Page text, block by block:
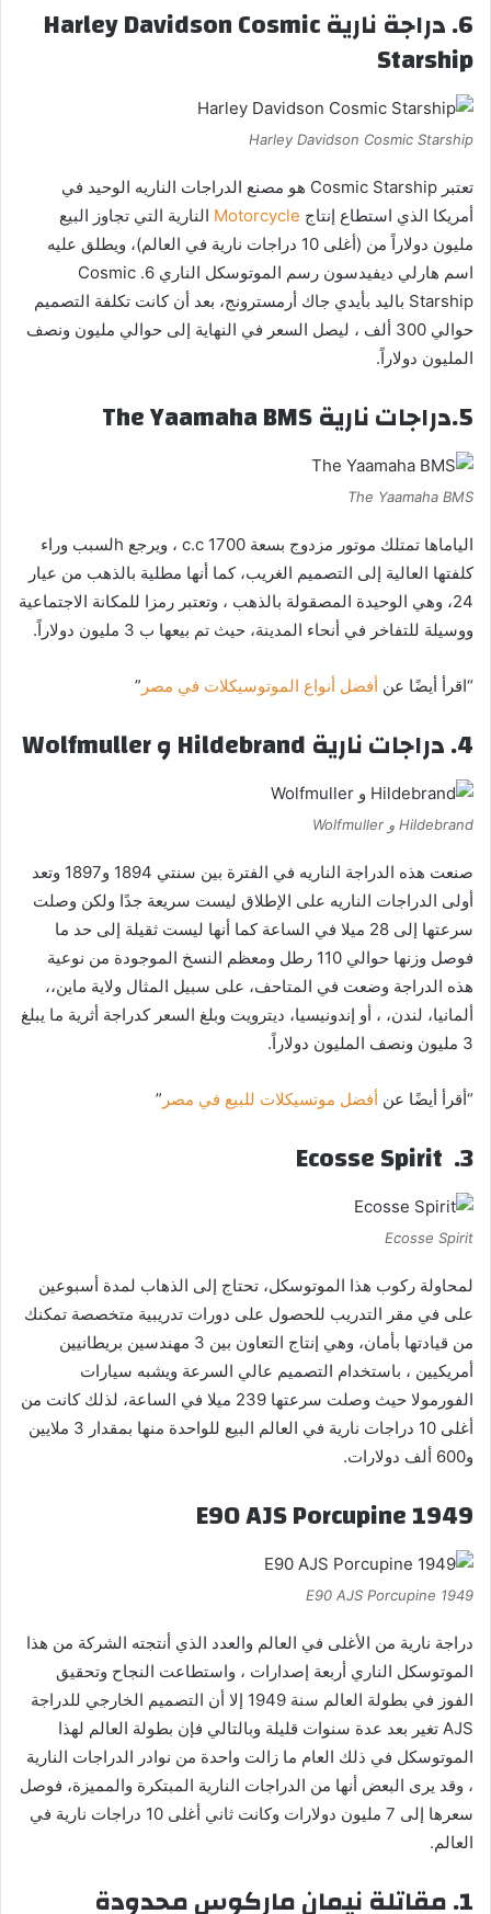
6. دراجة نارية Harley Davidson Cosmic
Starship
Harley Davidson Cosmic Starship
تعتبر Cosmic Starship هو مصنع الدراجات الناريه الوحيد في
أمريكا الذي استطاع إنتاج Motorcycle النارية التي تجاوز البيع
مليون دولاراً من (أغلى 10 دراجات نارية في العالم)، ويطلق عليه
اسم هارلي ديفيدسون رسم الموتوسكل الناري 6. Cosmic
Starship باليد بأيدي جاك أرمسترونج، بعد أن كانت تكلفة التصميم
حوالي 300 ألف ، ليصل السعر في النهاية إلى حوالي مليون ونصف
المليون دولاراً.
5.دراجات نارية The Yaamaha BMS
The Yaamaha BMS
الياماها تمتلك موتور مزدوج بسعة 1700 c.c ، ويرجع hلسبب وراء
كلفتها العالية إلى التصميم الغريب، كما أنها مطلية بالذهب من عيار
24، وهي الوحيدة المصقولة بالذهب ، وتعتبر رمزا للمكانة الاجتماعية
ووسيلة للتفاخر في أنحاء المدينة، حيث تم بيعها ب 3 مليون دولاراً.
“اقرأ أيضًا عن أفضل أنواع الموتوسيكلات في مصر ”
4. دراجات نارية Hildebrand و Wolfmuller
Hildebrand و Wolfmuller
صنعت هذه الدراجة الناريه في الفترة بين سنتي 1894 و1897 وتعد
أولى الدراجات الناريه على الإطلاق ليست سريعة جدًا ولكن وصلت
سرعتها إلى 28 ميلا في الساعة كما أنها ليست ثقيلة إلى حد ما
فوصل وزنها حوالي 110 رطل ومعظم النسخ الموجودة من نوعية
هذه الدراجة وضعت في المتاحف، على سبيل المثال ولاية ماين،،
ألمانيا، لندن، ، أو إندونيسيا، ديترويت وبلغ السعر كدراجة أثرية ما يبلغ
3 مليون ونصف المليون دولاراً.
“أقرأ أيضًا عن أفضل موتسيكلات للبيع في مصر ”
3.
Ecosse Spirit
Ecosse Spirit
لمحاولة ركوب هذا الموتوسكل، تحتاج إلى الذهاب لمدة أسبوعين
على في مقر التدريب للحصول على دورات تدريبية متخصصة تمكنك
من قيادتها بأمان، وهي إنتاج التعاون بين 3 مهندسين بريطانيين
أمريكيين ، باستخدام التصميم عالي السرعة ويشبه سيارات
الفورمولا حيث وصلت سرعتها 239 ميلا في الساعة، لذلك كانت من
أغلى 10 دراجات نارية في العالم البيع للواحدة منها بمقدار 3 ملايين
و600 ألف دولارات.
1949 E90 AJS Porcupine
1949 E90 AJS Porcupine
دراجة نارية من الأغلى في العالم والعدد الذي أنتجته الشركة من هذا
الموتوسكل الناري أربعة إصدارات ، واستطاعت النجاح وتحقيق
الفوز في بطولة العالم سنة 1949 إلا أن التصميم الخارجي للدراجة
AJS تغير بعد عدة سنوات قليلة وبالتالي فإن بطولة العالم لهذا
الموتوسكل في ذلك العام ما زالت واحدة من نوادر الدراجات النارية
، وقد يرى البعض أنها من الدراجات النارية المبتكرة والمميزة، فوصل
سعرها إلى 7 مليون دولارات وكانت ثاني أغلى 10 دراجات نارية في
العالم.
1. مقاتلة نيمان ماركوس محدودة